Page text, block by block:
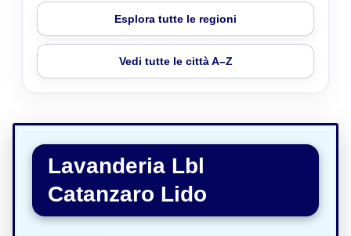
Esplora tutte le regioni
Vedi tutte le città A–Z
Lavanderia Lbl
Catanzaro Lido